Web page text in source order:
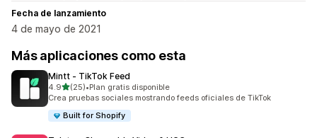
Fecha de lanzamiento
4 de mayo de 2021
Más aplicaciones como esta
Mintt ‑ TikTok Feed
4.9de 5 estrellas
(25)
25 reseñas en total
•Plan gratis disponible
Crea pruebas sociales mostrando feeds oficiales de TikTok
Built for Shopify